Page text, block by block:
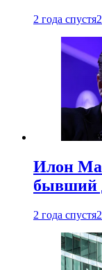
2 года спустя
Илон
бывший
2 года спустя